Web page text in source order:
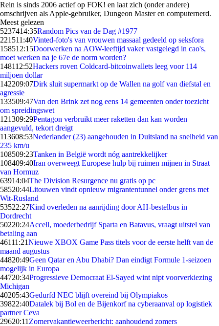
Rein is sinds 2006 actief op FOK! en laat zich (onder andere)
omschrijven als Apple-gebruiker, Dungeon Master en computernerd.
Meest gelezen
5237414:35Random Pics van de Dag #1977
221511:40Vinted-foto's van vrouwen massaal gedeeld op seksfora
158512:15Doorwerken na AOW-leeftijd vaker vastgelegd in cao's,
moet werken na je 67e de norm worden?
148112:52Hackers roven Coldcard-bitcoinwallets leeg voor 114
miljoen dollar
142209:07Dirk sluit supermarkt op de Wallen na golf van diefstal en
agressie
133509:47Van den Brink zet nog eens 14 gemeenten onder toezicht
om spreidingswet
121309:29Pentagon verbruikt meer raketten dan kan worden
aangevuld, tekort dreigt
113608:53Nederlander (23) aangehouden in Duitsland na snelheid van
235 km/u
108509:23Tanken in België wordt nóg aantrekkelijker
108409:40Iran overweegt Europese hulp bij ruimen mijnen in Straat
van Hormuz
63914:04The Division Resurgence nu gratis op pc
58520:44Litouwen vindt opnieuw migrantentunnel onder grens met
Wit-Rusland
53522:27Kind overleden na aanrijding door AH-bestelbus in
Dordrecht
50220:24Accell, moederbedrijf Sparta en Batavus, vraagt uitstel van
betaling aan
46111:21Nieuwe XBOX Game Pass titels voor de eerste helft van de
maand augustus
44820:49Geen Qatar en Abu Dhabi? Dan eindigt Formule 1-seizoen
mogelijk in Europa
44720:34Progressieve Democraat El-Sayed wint nipt voorverkiezing
Michigan
40205:43Gedurfd NEC blijft overeind bij Olympiakos
39822:40Datalek bij Bol en de Bijenkorf na cyberaanval op logistiek
partner Ceva
29620:11 Zomervakantieweerbericht: aanhoudend zomers